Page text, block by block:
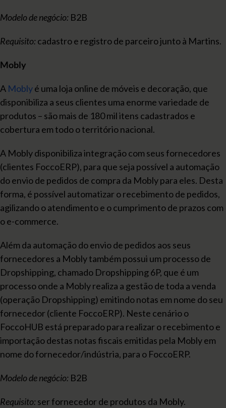
Modelo de negócio: B2B
Requisito:cadastro e registro de parceiro junto à Martins.
Mobly
A Moblyé uma loja online de móveis e decoração, que
disponibiliza a seus clientes uma enorme variedade de
produtos – são mais de 180 mil itens cadastrados e
cobertura em todo o território nacional.
A Mobly disponibiliza integração com seus fornecedores
(clientes FoccoERP), para que seja possível a automação
do envio de pedidos de compra da Mobly para eles. Desta
forma, é possível automatizar o recebimento de pedidos,
agilizando o atendimento e o cumprimento de prazos com
o e-commerce.
Além da automação do envio de pedidos aos seus
fornecedores a Mobly também possui um processo de
Dropshipping, chamado Dropshipping 6P, que é um
processo onde a Mobly realiza a gestão de toda a venda
(operação Dropshipping) emitindo notas em nome do seu
fornecedor (cliente FoccoERP). Neste cenário o
FoccoHUB está preparado para realizar o recebimento e
importação destas notas fiscais emitidas pela Mobly em
nome do fornecedor/indústria, para o FoccoERP.
Modelo de negócio: B2B
Requisito:ser fornecedor de produtos da Mobly.